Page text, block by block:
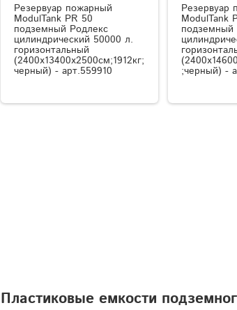
Резервуар пожарный
ModulTank PR 50
подземный Родлекс
цилиндрический 50000 л.
горизонтальный
(2400x13400x2500см;1912кг;
черный) - арт.559910
Резервуар
ModulTank
подземный
;черный) -
Пластиковые емкости